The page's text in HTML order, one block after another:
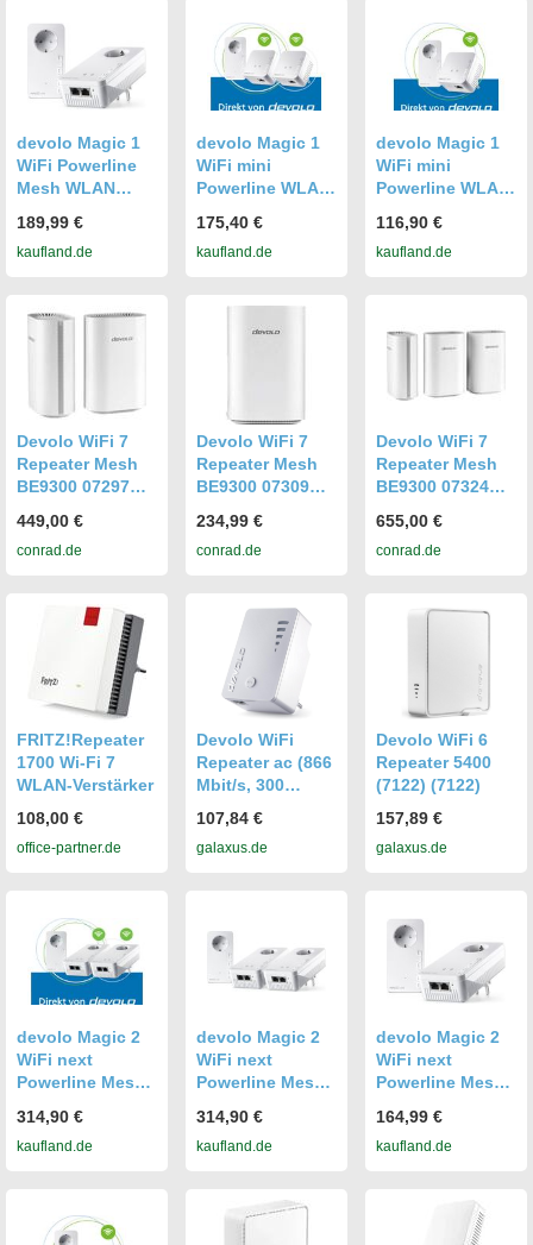
devolo Magic 1
WiFi Powerline
Mesh WLAN
Adapter
189,99 €
kaufland.de
devolo Magic 1
WiFi mini
Powerline WLAN
Adapter
175,40 €
kaufland.de
devolo Magic 1
WiFi mini
Powerline WLAN
Adapter
116,90 €
kaufland.de
Devolo WiFi 7
Repeater Mesh
BE9300 07297
GBit/s WiFi 7,
Triband, Mesh-
449,00 €
conrad.de
Devolo WiFi 7
Repeater Mesh
BE9300 07309
GBit/s WiFi 7,
Triband, Mesh-
234,99 €
conrad.de
Devolo WiFi 7
Repeater Mesh
BE9300 07324
GBit/s WiFi 7,
Triband, Mesh-
655,00 €
conrad.de
FRITZ!Repeater
1700 Wi-Fi 7
WLAN-Verstärker
108,00 €
office-partner.de
Devolo WiFi
Repeater ac (866
Mbit/s, 300
107,84 €
galaxus.de
Devolo WiFi 6
Repeater 5400
(7122) (7122)
157,89 €
galaxus.de
devolo Magic 2
WiFi next
Powerline Mesh
3x Adapter
314,90 €
kaufland.de
devolo Magic 2
WiFi next
Powerline Mesh
3x Adapter
314,90 €
kaufland.de
devolo Magic 2
WiFi next
Powerline Mesh
2x Adapter
164,99 €
kaufland.de